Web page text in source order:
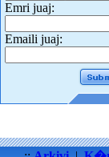
Emri juaj:
Emaili juaj: